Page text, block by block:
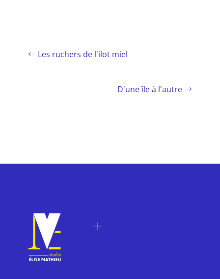
Les ruchers de l'ilot miel
D'une île à l'autre